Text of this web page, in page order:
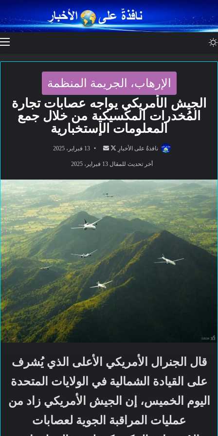
الإرهاب، الجريمة المنظمة
الجيش الأمريكي يواجه عصابات تجارة
المُخدرات المكسيكية من خلال جمع
المعلومات الإستخبارية
نافذةٌ على الأخبارِ
تابعأرسل 13 فبراير، 2025
أخر تحديث للمقال 13 فبراير، 2025
قال الجنرال الأمريكي الأعلى الذي يُشرف
على القيادة الشمالية في الولايات المتحدة
اليوم الخميس، إن الجيش الأمريكي زاد من
عمليات المراقبة الجوية لعصابات